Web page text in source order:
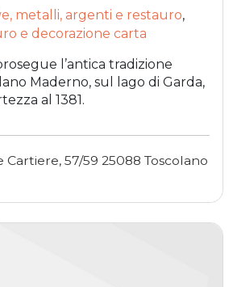
metalli, argenti e restauro,
e decorazione carta
l’antica tradizione
Maderno, sul lago di Garda,
al 1381.
Cartiere, 57/59 25088 Toscolano